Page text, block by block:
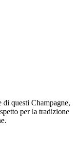
di questi Champagne,
per la tradizione